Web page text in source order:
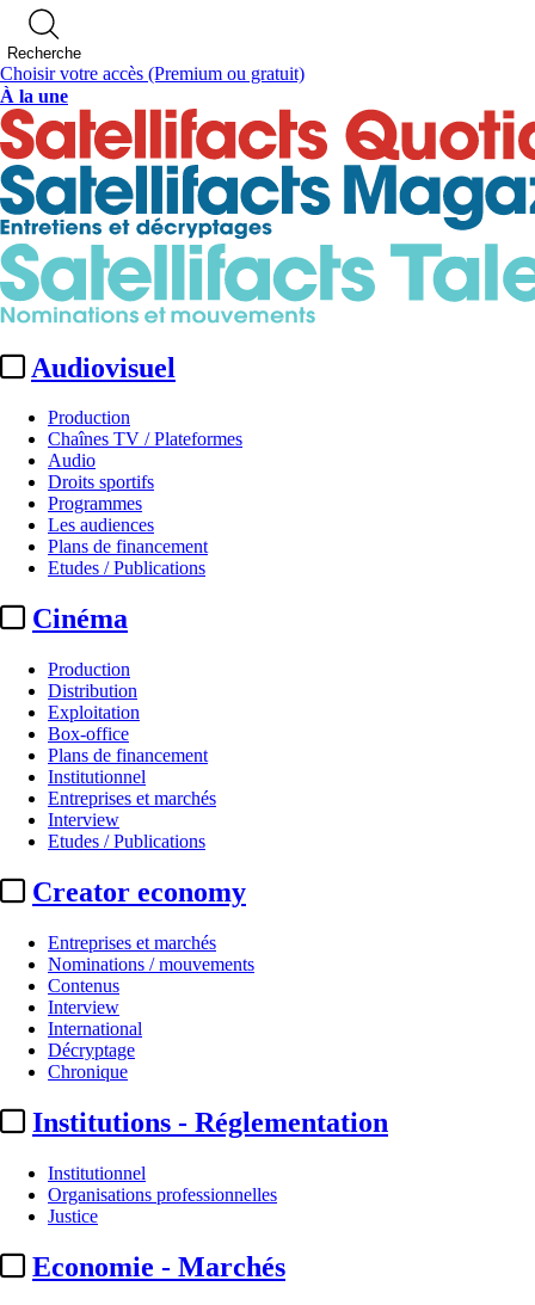
Recherche
Choisir votre accès (Premium ou gratuit)
À la une
Audiovisuel
Production
Chaînes TV / Plateformes
Audio
Droits sportifs
Programmes
Les audiences
Plans de financement
Etudes / Publications
Cinéma
Production
Distribution
Exploitation
Box-office
Plans de financement
Institutionnel
Entreprises et marchés
Interview
Etudes / Publications
Creator economy
Entreprises et marchés
Nominations / mouvements
Contenus
Interview
International
Décryptage
Chronique
Institutions - Réglementation
Institutionnel
Organisations professionnelles
Justice
Economie - Marchés